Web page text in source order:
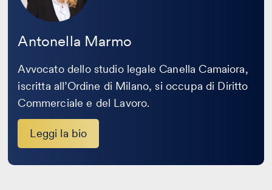
Antonella Marmo
Avvocato dello studio legale Canella Camaiora,
iscritta all’Ordine di Milano, si occupa di Diritto
Commerciale e del Lavoro.
Leggi la bio